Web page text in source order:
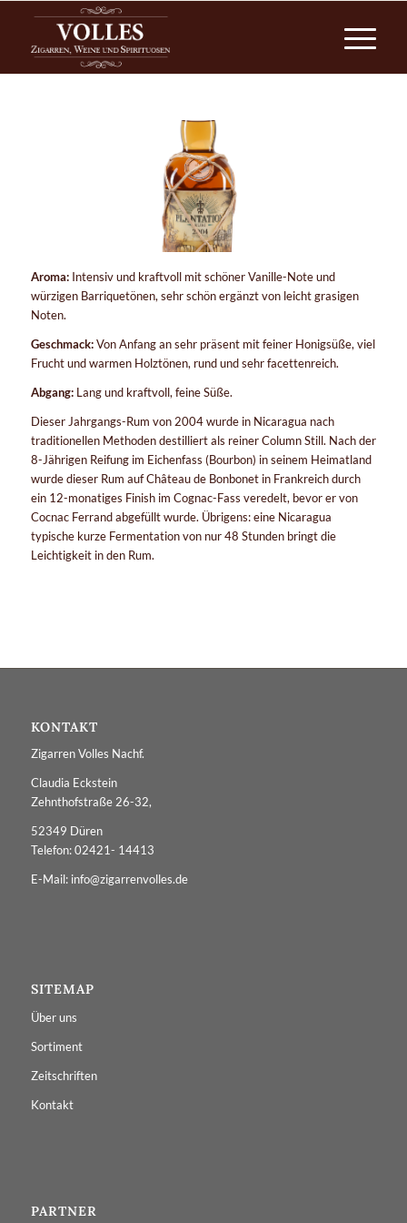
Aroma:Intensiv und kraftvoll mit schöner Vanille-Note und
würzigen Barriquetönen, sehr schön ergänzt von leicht grasigen
Noten.
Geschmack:Von Anfang an sehr präsent mit feiner Honigsüße, viel
Frucht und warmen Holztönen, rund und sehr facettenreich.
Abgang:Lang und kraftvoll, feine Süße.
Dieser Jahrgangs-Rum von 2004 wurde in Nicaragua nach
traditionellen Methoden destilliert als reiner Column Still. Nach der
8-Jährigen Reifung im Eichenfass (Bourbon) in seinem Heimatland
wurde dieser Rum auf Château de Bonbonet in Frankreich durch
ein 12-monatiges Finish im Cognac-Fass veredelt, bevor er von
Cocnac Ferrand abgefüllt wurde. Übrigens: eine Nicaragua
typische kurze Fermentation von nur 48 Stunden bringt die
Leichtigkeit in den Rum.
KONTAKT
Zigarren Volles Nachf.
Claudia Eckstein
Zehnthofstraße 26-32,
52349 Düren
Telefon: 02421- 14413
E-Mail: info@zigarrenvolles.de
SITEMAP
Über uns
Sortiment
Zeitschriften
Kontakt
PARTNER